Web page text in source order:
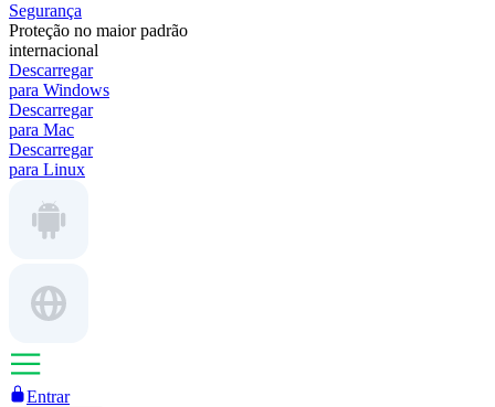
Segurança
Proteção no maior padrão
internacional
Descarregar
para Windows
Descarregar
para Mac
Descarregar
para Linux
Entrar